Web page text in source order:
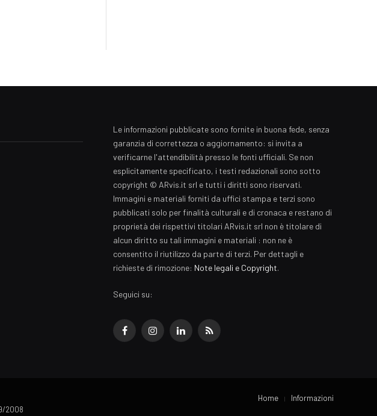
Le informazioni pubblicate sono fornite in buona fede, senza
garanzia di correttezza o aggiornamento: si invita a
verificarne l'attendibilità presso le fonti ufficiali. Se non
esplicitamente specificato, i testi redazionali sono sotto
copyright © ARvis.it srl e tutti i diritti sono riservati.
Immagini e materiali forniti da uffici stampa e terzi sono
pubblicati solo per finalità culturali e di cronaca e restano di
proprietà dei rispettivi titolari ARvis.it srl non è titolare di
alcun diritto su tali immagini e materiali : non ne è
consentito il riutilizzo da parte di terzi. Per dettagli e
richieste di rimozione: Note legali e Copyright.
Seguici su:
FacebookInstagramLinkedInRSS
2008
Home Informazioni